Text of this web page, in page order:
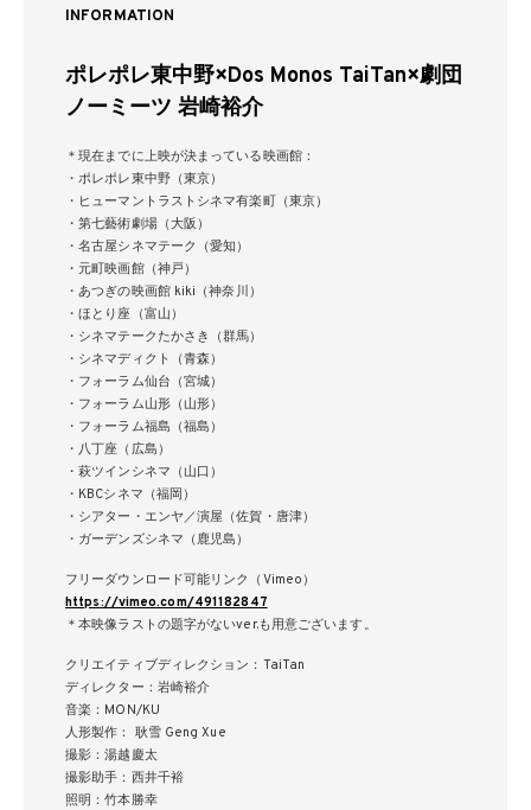
INFORMATION
ポレポレ東中野×Dos Monos TaiTan×劇団
ノーミーツ 岩崎裕介
＊現在までに上映が決まっている映画館：
・ポレポレ東中野（東京）
・ヒューマントラストシネマ有楽町（東京）
・第七藝術劇場（大阪）
・名古屋シネマテーク（愛知）
・元町映画館（神戸）
・あつぎの映画館 kiki（神奈川）
・ほとり座（富山）
・シネマテークたかさき（群馬）
・シネマディクト（青森）
・フォーラム仙台（宮城）
・フォーラム山形（山形）
・フォーラム福島（福島）
・八丁座（広島）
・萩ツインシネマ（山口）
・KBCシネマ（福岡）
・シアター・エンヤ／演屋（佐賀・唐津）
・ガーデンズシネマ（鹿児島）
フリーダウンロード可能リンク（Vimeo）
https://vimeo.com/491182847
＊本映像ラストの題字がないver.も用意ございます。
クリエイティブディレクション：TaiTan
ディレクター：岩崎裕介
音楽：MON/KU
人形製作： 耿雪 Geng Xue
撮影：湯越慶太
撮影助手：西井千裕
照明：竹本勝幸